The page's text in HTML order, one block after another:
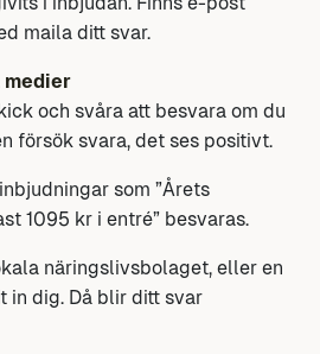
maila ditt svar.
medier
och svåra att besvara om du
försök svara, det ses positivt.
som ”Årets
1095 kr i entré” besvaras.
näringslivsbolaget, eller en
in dig. Då blir ditt svar